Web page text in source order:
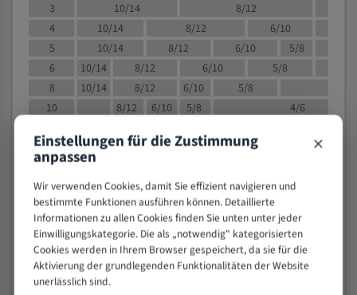
3
10/14 8/12
4
10/14 8/12 6/10
5
10/14 8/12 6/10
5/8
6
10/14 8/12 6/10
5/8
8
10/14 8/12 6/10 5/8
10
8/12 6/10 5/8
4/6
15
8/12 6/10
4/5
20
30
4/5
50
80
> 100
VOLLMATERIAL
Einstellungen für die Zustimmung
anpassen ×
Wir verwenden Cookies, damit Sie effizient navigieren und
bestimmte Funktionen ausführen können. Detaillierte
Informationen zu allen Cookies finden Sie unten unter jeder
Einwilligungskategorie. Die als „notwendig" kategorisierten
Cookies werden in Ihrem Browser gespeichert, da sie für die
Aktivierung der grundlegenden Funktionalitäten der Website
unerlässlich sind.